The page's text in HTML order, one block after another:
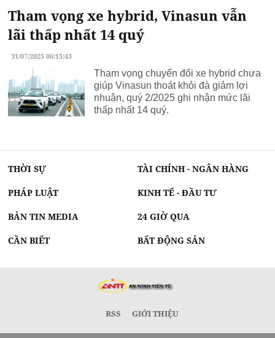
Tham vọng xe hybrid, Vinasun vẫn
lãi thấp nhất 14 quý
31/07/2025 06:15:43
Tham vọng chuyển đổi xe hybrid chưa
giúp Vinasun thoát khỏi đà giảm lợi
nhuận, quý 2/2025 ghi nhận mức lãi
thấp nhất 14 quý.
THỜI SỰ TÀI CHÍNH - NGÂN HÀNG
PHÁP LUẬT KINH TẾ - ĐẦU TƯ
BẢN TIN MEDIA 24 GIỜ QUA
CẦN BIẾT BẤT ĐỘNG SẢN
RSS GIỚI THIỆU